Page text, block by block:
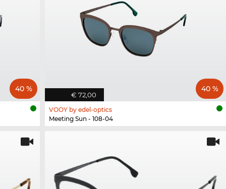
40 %
€ 72,00
40 %
VOOY by edel-optics
Meeting Sun - 108-04